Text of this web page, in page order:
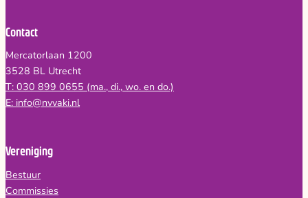
Contact
Mercatorlaan 1200
3528 BL Utrecht
T: 030 899 0655 (ma., di., wo. en do.)
E: info@nvvaki.nl
Vereniging
Bestuur
Commissies